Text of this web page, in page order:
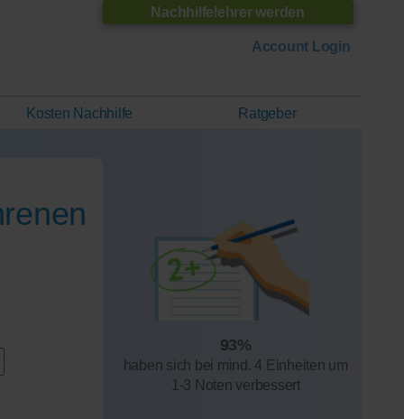
Nachhilfelehrer werden
Account Login
Kosten Nachhilfe Ratgeber
93%
haben sich bei mind. 4 Einheiten um
1-3 Noten verbessert